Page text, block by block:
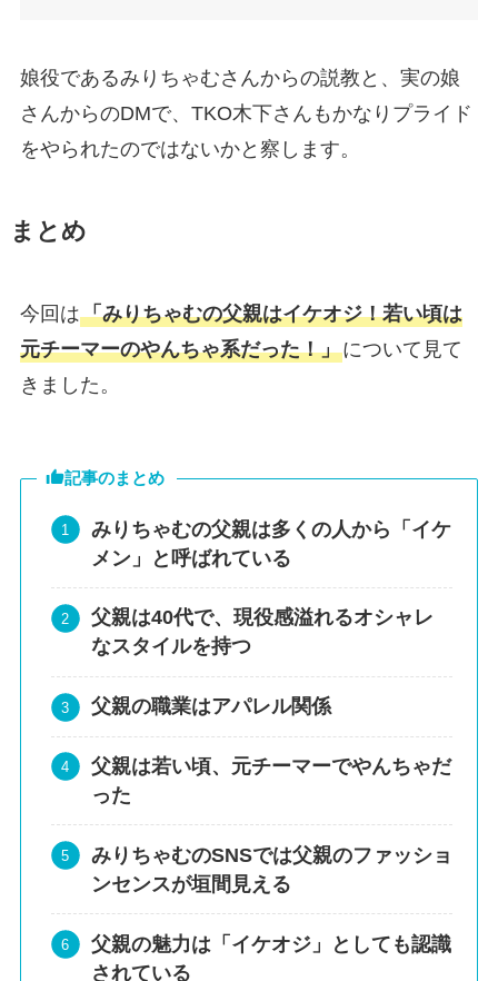
娘役であるみりちゃむさんからの説教と、実の娘
さんからのDMで、TKO木下さんもかなりプライド
をやられたのではないかと察します。
まとめ
今回は「みりちゃむの父親はイケオジ！若い頃は
元チーマーのやんちゃ系だった！」について見て
きました。
記事のまとめ
みりちゃむの父親は多くの人から「イケ
メン」と呼ばれている
父親は40代で、現役感溢れるオシャレ
なスタイルを持つ
父親の職業はアパレル関係
父親は若い頃、元チーマーでやんちゃだ
った
みりちゃむのSNSでは父親のファッショ
ンセンスが垣間見える
父親の魅力は「イケオジ」としても認識
されている